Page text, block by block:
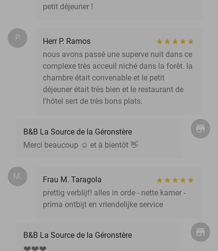
petit déjeuner !
P.
Herr P. Ramos
nous avons passé une superve nuit dans ce
complexe très acceuil niché dans la forêt. la
chambre était convenable et le petit
déjeuner était très bien et le restaurant de
l'hôtel sert de très bons plats.
B&B La Source de la Géronstère
Merci beaucoup ☺️ et à bientôt 👋
M.
Frau M. Taragola
prettig verblijf! alles in orde - nette kamer -
prima ontbijt en vriendelijke service
B&B La Source de la Géronstère
❤️❤️❤️